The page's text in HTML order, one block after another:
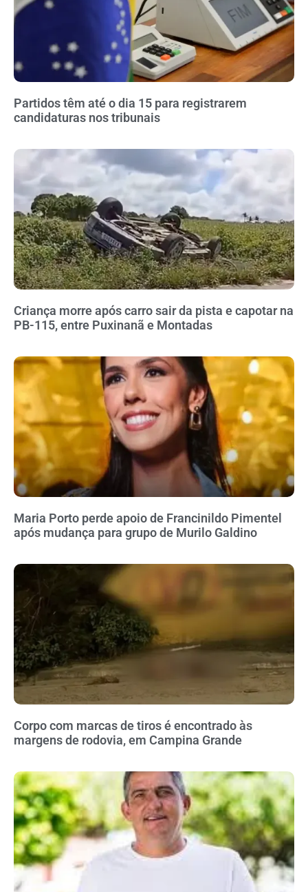
Partidos têm até o dia 15 para registrarem
candidaturas nos tribunais
Criança morre após carro sair da pista e capotar na
PB-115, entre Puxinanã e Montadas
Maria Porto perde apoio de Francinildo Pimentel
após mudança para grupo de Murilo Galdino
Corpo com marcas de tiros é encontrado às
margens de rodovia, em Campina Grande